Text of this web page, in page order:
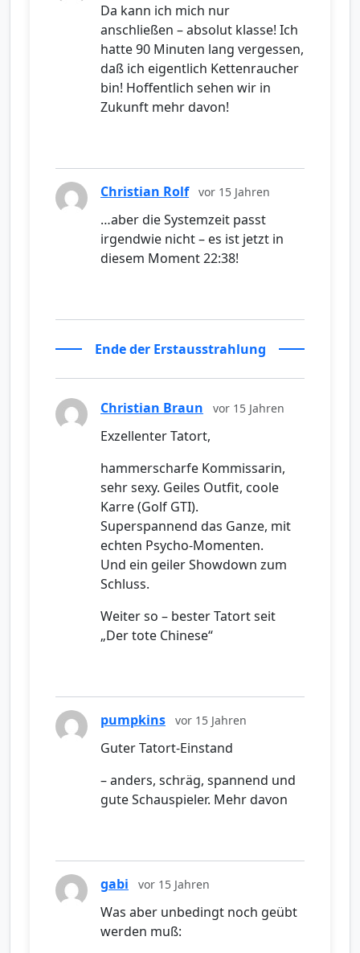
Da kann ich mich nur
anschließen – absolut klasse! Ich
hatte 90 Minuten lang vergessen,
daß ich eigentlich Kettenraucher
bin! Hoffentlich sehen wir in
Zukunft mehr davon!
Christian Rolf vor 15 Jahren
…aber die Systemzeit passt
irgendwie nicht – es ist jetzt in
diesem Moment 22:38!
Ende der Erstausstrahlung
Christian Braun vor 15 Jahren
Exzellenter Tatort,
hammerscharfe Kommissarin,
sehr sexy. Geiles Outfit, coole
Karre (Golf GTI).
Superspannend das Ganze, mit
echten Psycho-Momenten.
Und ein geiler Showdown zum
Schluss.
Weiter so – bester Tatort seit
„Der tote Chinese“
pumpkins vor 15 Jahren
Guter Tatort-Einstand
– anders, schräg, spannend und
gute Schauspieler. Mehr davon
gabi vor 15 Jahren
Was aber unbedingt noch geübt
werden muß: